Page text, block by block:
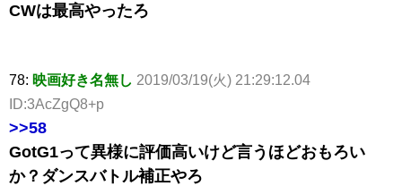
CWは最高やったろ
78: 映画好き名無し 2019/03/19(火) 21:29:12.04
ID:3AcZgQ8+p
>>58
GotG1って異様に評価高いけど言うほどおもろい
か？ダンスバトル補正やろ